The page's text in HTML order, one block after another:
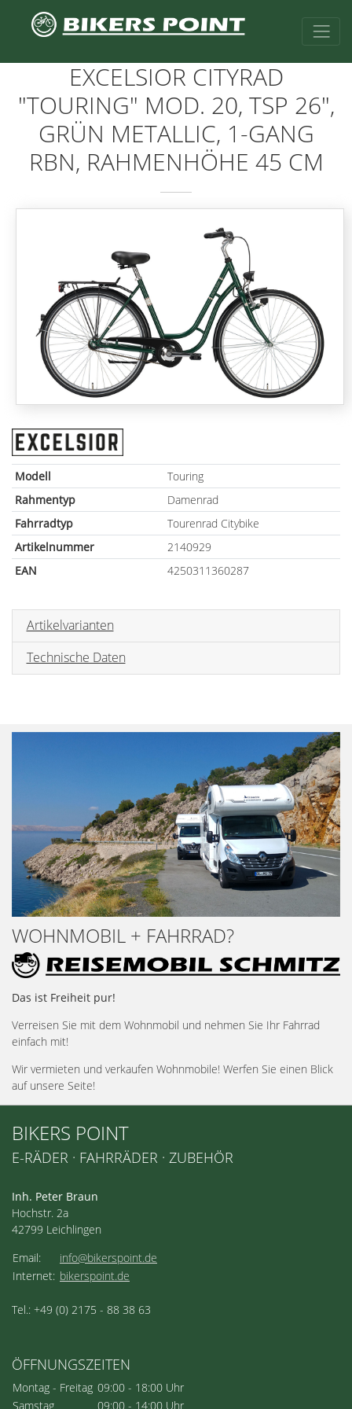
EXCELSIOR CITYRAD
"TOURING" MOD. 20, TSP 26",
GRÜN METALLIC, 1-GANG
RBN, RAHMENHÖHE 45 CM
Modell
Touring
Rahmentyp
Damenrad
Fahrradtyp
Tourenrad Citybike
Artikelnummer
2140929
EAN
4250311360287
Artikelvarianten
Technische Daten
WOHNMOBIL + FAHRRAD?
Das ist Freiheit pur!
Verreisen Sie mit dem Wohnmobil und nehmen Sie Ihr Fahrrad
einfach mit!
Wir vermieten und verkaufen Wohnmobile! Werfen Sie einen Blick
auf unsere Seite!
BIKERS POINT
E-RÄDER · FAHRRÄDER · ZUBEHÖR
Inh. Peter Braun
Hochstr. 2a
42799 Leichlingen
Email:
info@bikerspoint.de
Internet: bikerspoint.de
Tel.: +49 (0) 2175 - 88 38 63
ÖFFNUNGSZEITEN
Montag - Freitag 09:00 - 18:00 Uhr
Samstag
09:00 - 14:00 Uhr